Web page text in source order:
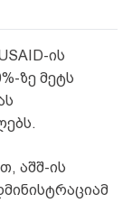
ის
ზე მეტს
აშშ-ის